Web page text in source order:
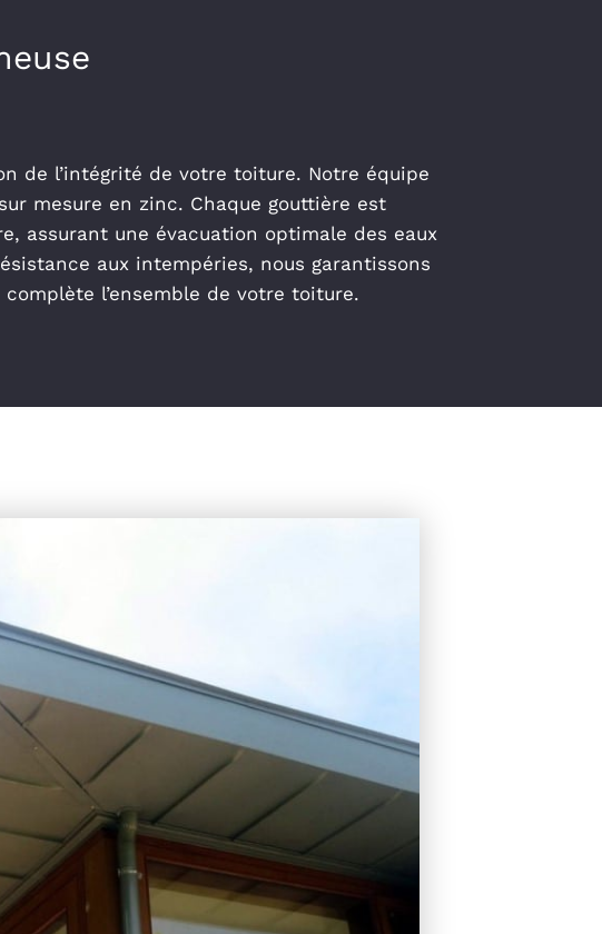
de l’intégrité de votre toiture. Notre équipe
mesure en zinc. Chaque gouttière est
assurant une évacuation optimale des eaux
aux intempéries, nous garantissons
l’ensemble de votre toiture.